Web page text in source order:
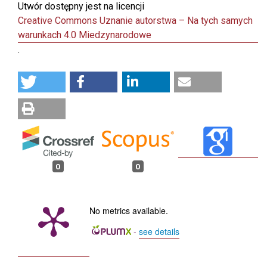
Utwór dostępny jest na licencji
Creative Commons Uznanie autorstwa – Na tych samych
warunkach 4.0 Miedzynarodowe
.
0 0
No metrics available.
- see details